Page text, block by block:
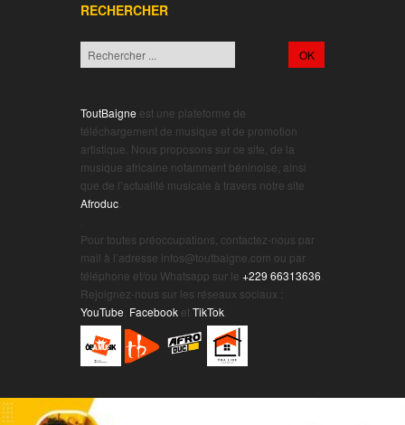
RECHERCHER
ToutBaigne est une plateforme de
téléchargement de musique et de promotion
artistique. Nous proposons sur ce site, de la
musique africaine notamment béninoise, ainsi
que de l’actualité musicale à travers notre site
Afroduc
Pour toutes préoccupations, contactez-nous par
mail à l’adresse infos@toutbaigne.com ou par
téléphone et/ou Whatsapp sur le +229 66313636
Rejoignez-nous sur les réseaux sociaux :
YouTube Facebook etTikTok